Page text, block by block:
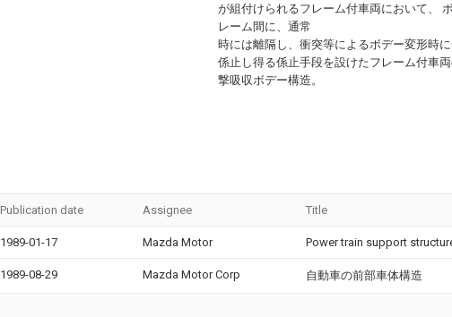
が組付けられるフレーム付車両において、
レーム間に、通常
時には離隔し、衝突等によるボデー変形時
係止し得る係止手段を設けたフレーム付車
撃吸収ボデー構造。
Publication date Assignee Title
1989-01-17 Mazda Motor Power train support
1989-08-29 Mazda Motor Corp 自動車の前部車体構造